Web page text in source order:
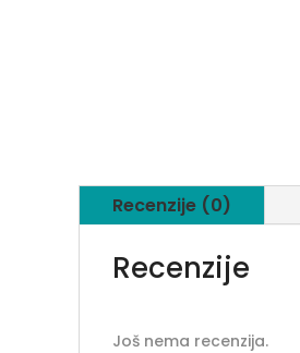
Recenzije (0)
Recenzije
Još nema recenzija.